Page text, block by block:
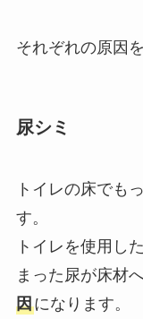
それぞれの原因
尿シミ
トイレの床でも
す。
トイレを使用し
まった尿が床材
因になります。